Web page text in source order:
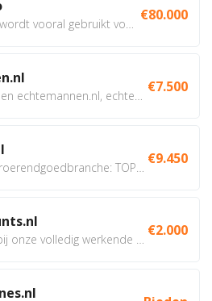
€80.000
€7.500
€9.450
€2.000